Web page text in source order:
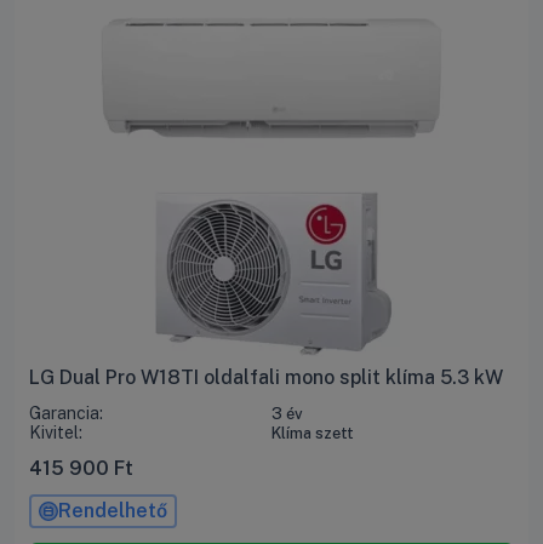
LG Dual Pro W18TI oldalfali mono split klíma 5.3 kW
Garancia: 3 év
Kivitel: Klíma szett
415 900 Ft
Rendelhető